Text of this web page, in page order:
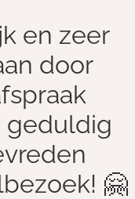
en zeer
door
geduldig
🤗